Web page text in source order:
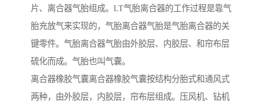
片、离合器气胎组成。LT气胎离合器的工作过程是靠气
胎充放气来实现的，气胎离合器气胎是气胎离合器的关
键零件。气胎离合器气胎由外胶层、内胶层、和帘布层
硫化而成。气胎也叫气囊。
离合器橡胶气囊离合器橡胶气囊按结构分胎式和通风式
两种，由外胶层，内胶层，帘布层组成。压风机、钻机